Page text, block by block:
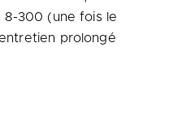
8-300 (une fois le
prolongé